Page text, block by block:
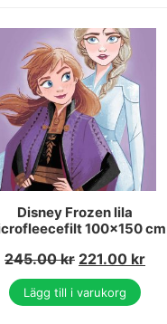
Disney Frozen lila
100x150 cm
245.00kr 221.00 kr
Lägg till i varukorg